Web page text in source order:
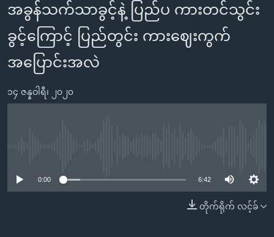
များ
ပင်မ
အကြောင်းအရာ
ကျော်
ကြည့်
နိုင်ငံတကာ
အမေရိကန်
တရုတ်
အစ္စရေး-ပါလက်စတိုင်း
ဗွီဒီယို
သတင်းလွတ်လပ်ခွင့်
ရပ်ဝန်းတခု လမ်းတခု အလွန်
အင်္ဂလိပ်စာလေ့လာမယ်
အမေရိကန်သုံးအီဒီယံ
အပတ်စဉ်ကဏ္ဍများ
အခွန်သက်သာခွင့်နဲ့ ပြည်ပ ကားတင်သွင်း
ခွင့်ကြောင့် ပြည်တွင်း ကားဈေးကွက်
အပြောင်းအလဲ
၁၄ ဇန္နဝါရီ၊ ၂၀၂၀
0:00 6:42
တိုက်ရိုက် လင့်ခ်